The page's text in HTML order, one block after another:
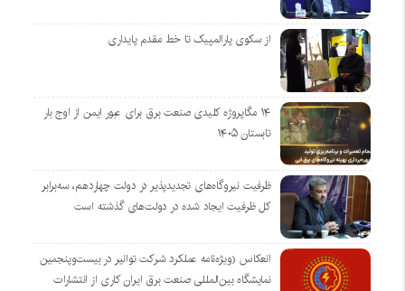
از سکوی پارالمپیک تا خط مقدم پایداری
۱۴ مگاپروژه‌ کلیدی صنعت برق برای عبور ایمن از اوج بار
تابستان ۱۴۰۵
ظرفیت نیروگاه‌های تجدیدپذیر در دولت چهاردهم، سه‌برابر
کل ظرفیت ایجاد شده در دولت‌های گذشته است
انعکاس (ویژه‌نامه عملکرد شرکت توانیر در بیست‌وپنجمین
نمایشگاه بین‌المللی صنعت برق ایران کاری از انتشارات